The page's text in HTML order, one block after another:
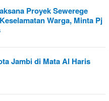
Proyek Sewerege
Warga, Minta Pj
Jambi di Mata Al Haris